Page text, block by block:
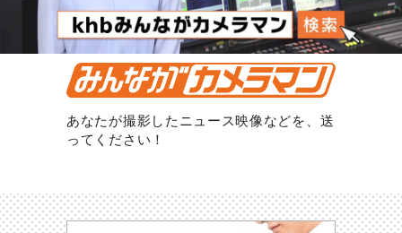
あなたが撮影したニュース映像などを、送
ってください！